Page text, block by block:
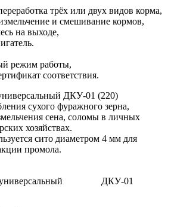
трёх или двух видов корма,
и смешивание кормов,
на выходе,
режим работы,
соответствия.
ДКУ-01 (220)
сухого фуражного зерна,
сена, соломы в личных
хозяйствах.
сито диаметром 4 мм для
промола.
ДКУ-01